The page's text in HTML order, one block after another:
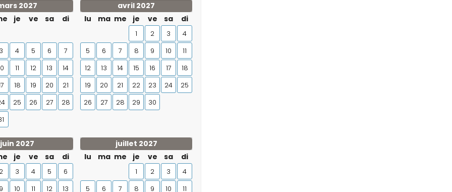
2027
je ve sa di
3 4 5 6
7
11 12 13
14
18 19 20
21
25 26 27
28
avril 2027
lu
ma me je ve sa di
1 2 3
4
5
6 7 8 9 10
11
12
13 14 15 16 17
18
19
20 21 22 23 24
25
26
27 28 29 30
juin 2027
je ve sa di
2 3 4 5
6
9 10 11 12 13
juillet 2027
lu
ma me je ve sa di
1 2 3
4
5
6 7 8 9 10 11